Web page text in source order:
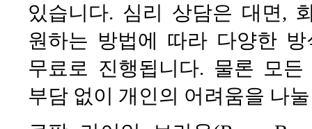
있습니다. 심리 상담은 대면,
원하는 방법에 따라 다양한
무료로 진행됩니다. 물론 모
부담 없이 개인의 어려움을 나